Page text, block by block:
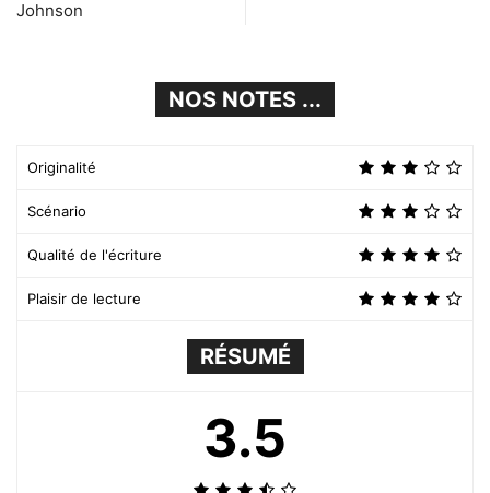
Johnson
NOS NOTES ...
Originalité
Scénario
Qualité de l'écriture
Plaisir de lecture
RÉSUMÉ
3.5